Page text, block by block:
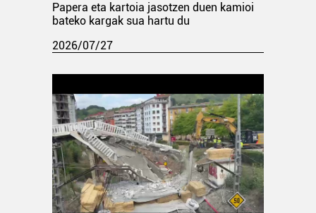
Papera eta kartoia jasotzen duen kamioi
bateko kargak sua hartu du
2026/07/27